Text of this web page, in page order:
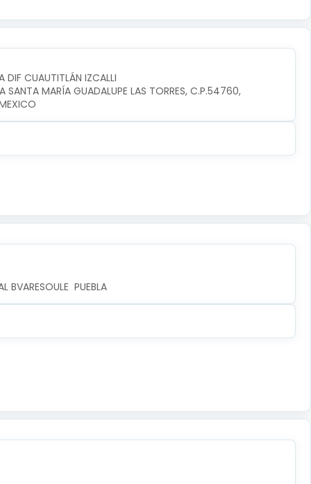
DIF CUAUTITLÁN IZCALLI
SANTA MARÍA GUADALUPE LAS TORRES, C.P.54760,
BVARESOULE  PUEBLA